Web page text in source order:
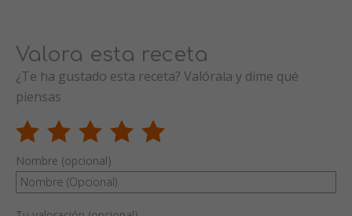
Valora esta receta
¿Te ha gustado esta receta? Valórala y dime qué
piensas
Nombre (opcional)